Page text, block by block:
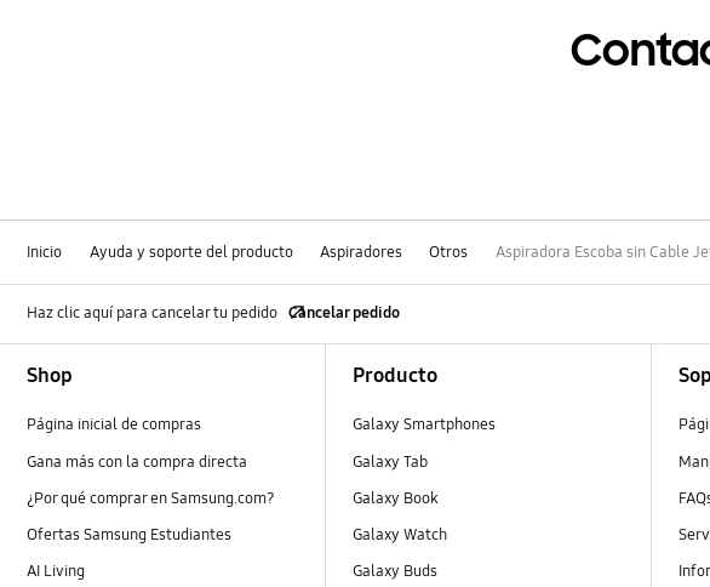
Inicio Ayuda y soporte del producto Aspiradores Otros Aspiradora Escoba sin Cable
Haz clic aquí para cancelar tu pedido Cancelar pedido
Shop
Página inicial de compras
Gana más con la compra directa
¿Por qué comprar en Samsung.com?
Ofertas Samsung Estudiantes
AI Living
Producto
Galaxy Smartphones
Galaxy Tab
Galaxy Book
Galaxy Watch
Galaxy Buds